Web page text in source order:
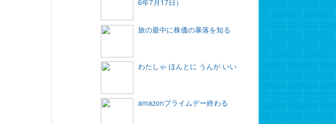
6年7月17日）
旅の最中に株価の暴落を知る
わたしゃ ほんとに うんが いい
amazonプライムデー終わる